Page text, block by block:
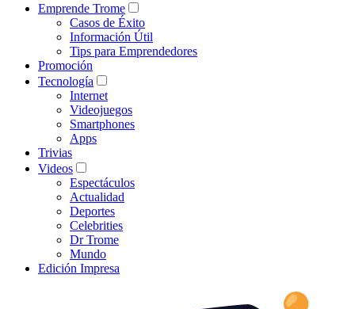
Emprende Trome
Casos de Éxito
Información Útil
Tips para Emprendedores
Promoción
Tecnología
Internet
Videojuegos
Smartphones
Apps
Trivias
Videos
Espectáculos
Actualidad
Deportes
Celebrities
Dr Trome
Mundo
Edición Impresa